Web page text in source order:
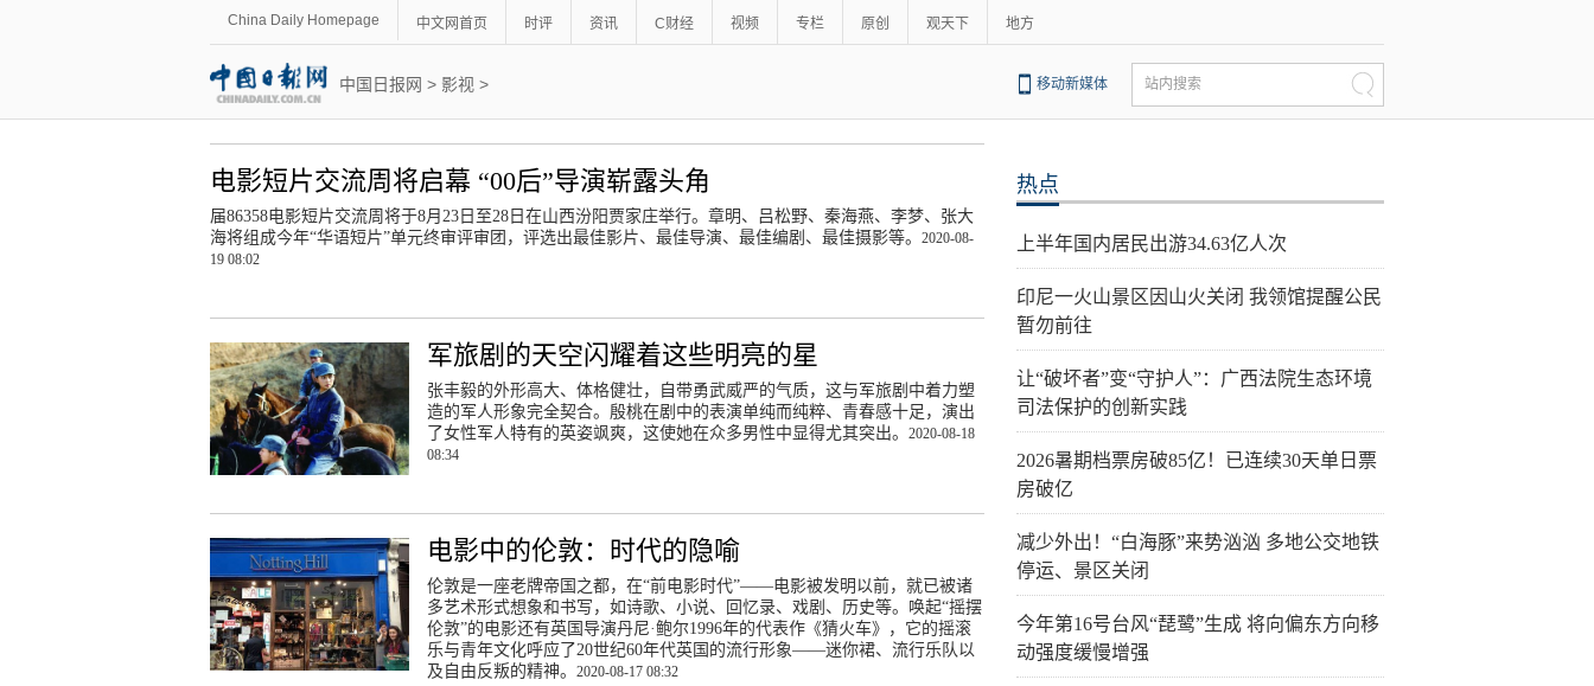
China Daily Homepage 中文网首页 时评 资讯 C财经 视频 专栏 原创 观天下 地方
中国日报网 > 影视 > 移动新媒体 站内搜索
电影短片交流周将启幕 “00后”导演崭露头角
届86358电影短片交流周将于8月23日至28日在山西汾阳贾家庄举行。章明、吕松野、秦海燕、李梦、张大
海将组成今年“华语短片”单元终审评审团，评选出最佳影片、最佳导演、最佳编剧、最佳摄影等。 2020-08-
19 08:02
军旅剧的天空闪耀着这些明亮的星
张丰毅的外形高大、体格健壮，自带勇武威严的气质，这与军旅剧中着力塑
造的军人形象完全契合。殷桃在剧中的表演单纯而纯粹、青春感十足，演出
了女性军人特有的英姿飒爽，这使她在众多男性中显得尤其突出。2020-08-18
08:34
电影中的伦敦：时代的隐喻
伦敦是一座老牌帝国之都，在“前电影时代”——电影被发明以前，就已被诸
多艺术形式想象和书写，如诗歌、小说、回忆录、戏剧、历史等。唤起“摇摆
伦敦”的电影还有英国导演丹尼·鲍尔1996年的代表作《猜火车》，它的摇滚
乐与青年文化呼应了20世纪60年代英国的流行形象——迷你裙、流行乐队以
及自由反叛的精神。2020-08-17 08:32
热点
上半年国内居民出游34.63亿人次
印尼一火山景区因山火关闭 我领馆提醒公民
暂勿前往
让“破坏者”变“守护人”：广西法院生态环境
司法保护的创新实践
2026暑期档票房破85亿！已连续30天单日票
房破亿
减少外出！“白海豚”来势汹汹 多地公交地铁
停运、景区关闭
今年第16号台风“琵鹭”生成 将向偏东方向移
动强度缓慢增强